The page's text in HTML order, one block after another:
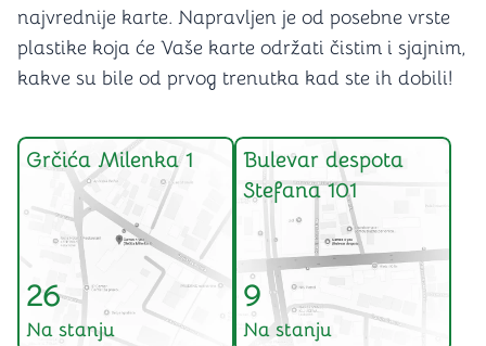
najvrednije karte. Napravljen je od posebne vrste
plastike koja će Vaše karte održati čistim i sjajnim,
kakve su bile od prvog trenutka kad ste ih dobili!
Grčića Milenka 1
26
Na stanju
Bulevar despota
Stefana 101
9
Na stanju